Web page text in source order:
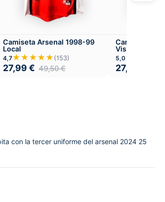
Camiseta Arsenal 1998-99
Local
4,7★★★★★(153)
27,99 € 49,50€
Camiseta
Visitante
5,0
27,99
con la tercer uniforme del arsenal 2024 25